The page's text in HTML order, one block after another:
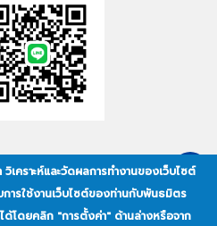
เคราะห์และวัดผลการทำงานของเว็บไซต์
ารใช้งานเว็บไซต์ของท่านกับพันธมิตร
ด้โดยคลิก "การตั้งค่า" ด้านล่างหรือจาก